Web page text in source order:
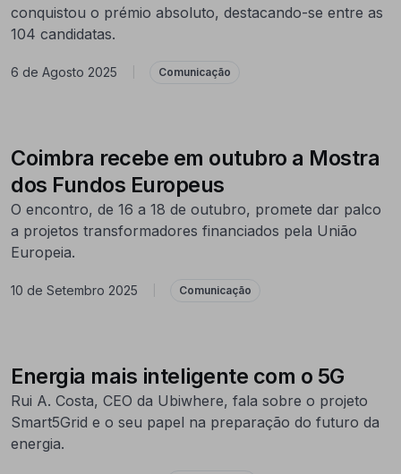
conquistou o prémio absoluto, destacando-se entre as
104 candidatas.
6 de Agosto 2025 Comunicação
Coimbra recebe em outubro a Mostra
dos Fundos Europeus
O encontro, de 16 a 18 de outubro, promete dar palco
a projetos transformadores financiados pela União
Europeia.
10 de Setembro 2025 Comunicação
Energia mais inteligente com o 5G
Rui A. Costa, CEO da Ubiwhere, fala sobre o projeto
Smart5Grid e o seu papel na preparação do futuro da
energia.